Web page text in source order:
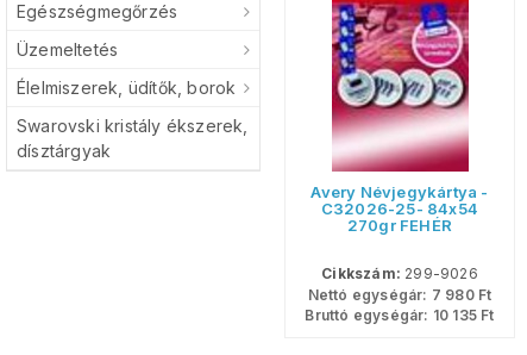
Egészségmegőrzés
Üzemeltetés
Élelmiszerek, üdítők, borok
Swarovski kristály ékszerek,
dísztárgyak
Avery Névjegykártya -
C32026-25- 84x54
270gr FEHÉR
Cikkszám: 299-9026
Nettó egységár: 7 980Ft
Bruttó egységár: 10 135 Ft